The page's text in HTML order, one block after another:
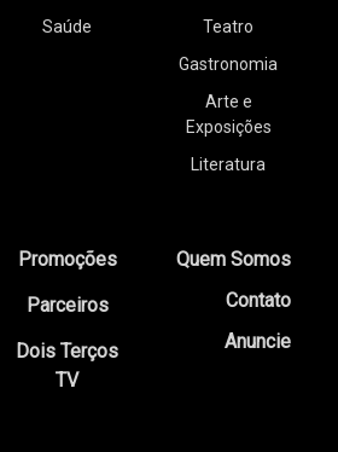
Saúde
Teatro
Gastronomia
Arte e
Exposições
Literatura
Promoções
Parceiros
Dois Terços
TV
Quem Somos
Contato
Anuncie